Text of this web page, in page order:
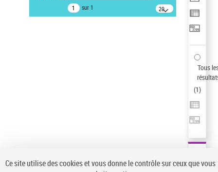
Type de notice d'autorité
sur 1
20
résultats/page
Tous
(1)
Ce site utilise des cookies et vous donne le contrôle sur ceux que vous